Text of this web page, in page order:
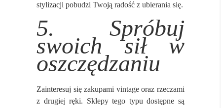
stylizacji pobudzi Twoją radość z ubierania się.
5. Spróbuj
swoich sił w
oszczędzaniu
Zainteresuj się zakupami vintage oraz rzeczami
z drugiej ręki. Sklepy tego typu dostępne są